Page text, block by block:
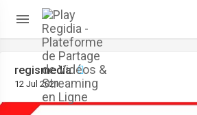
regismedia
12 Jul 2021